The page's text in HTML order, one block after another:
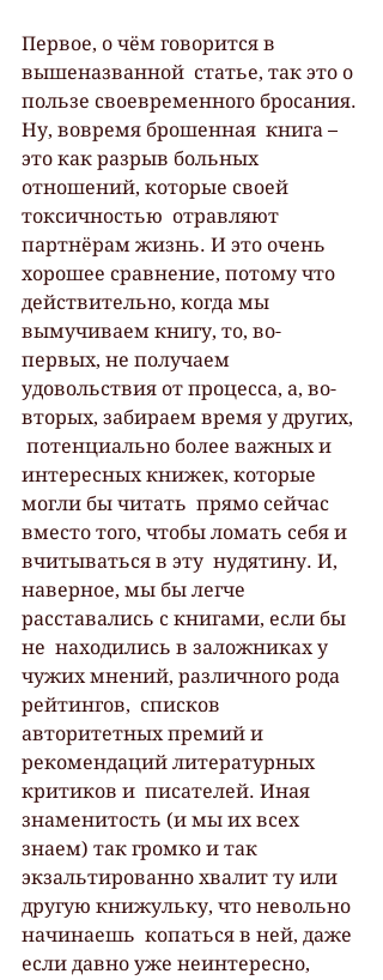
Первое, о чём говорится в
вышеназванной  статье, так это о
пользе своевременного бросания.
Ну, вовремя брошенная  книга –
это как разрыв больных
отношений, которые своей
токсичностью  отравляют
партнёрам жизнь. И это очень
хорошее сравнение, потому что
действительно, когда мы
вымучиваем книгу, то, во-
первых, не получаем
удовольствия от процесса, а, во-
вторых, забираем время у других,
потенциально более важных и
интересных книжек, которые
могли бы читать  прямо сейчас
вместо того, чтобы ломать себя и
вчитываться в эту  нудятину. И,
наверное, мы бы легче
расставались с книгами, если бы
не  находились в заложниках у
чужих мнений, различного рода
рейтингов,  списков
авторитетных премий и
рекомендаций литературных
критиков и  писателей. Иная
знаменитость (и мы их всех
знаем) так громко и так
экзальтированно хвалит ту или
другую книжульку, что невольно
начинаешь  копаться в ней, даже
если давно уже неинтересно,